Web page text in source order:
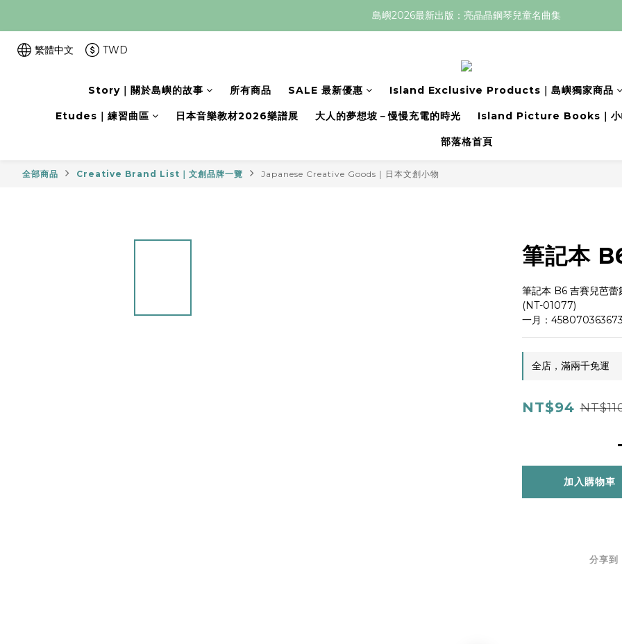
島嶼2026最新出版：亮晶晶鋼琴兒童名曲集
繁體中文 TWD
Story｜關於島嶼的故事 所有商品 SALE 最新優惠 Island Exclusive Products｜島嶼獨家商品
Etudes｜練習曲區 日本音樂教材2026樂譜展 大人的夢想坡－慢慢充電的時光 Island Picture Books｜小
部落格首頁
全部商品 Creative Brand List｜文創品牌一覽 Japanese Creative Goods｜日本文創小物
筆記本
筆記本 B6 吉賽兒芭
(NT-01077)
一月：
全店，滿兩千免運
NT$94
加入購物車
分享到